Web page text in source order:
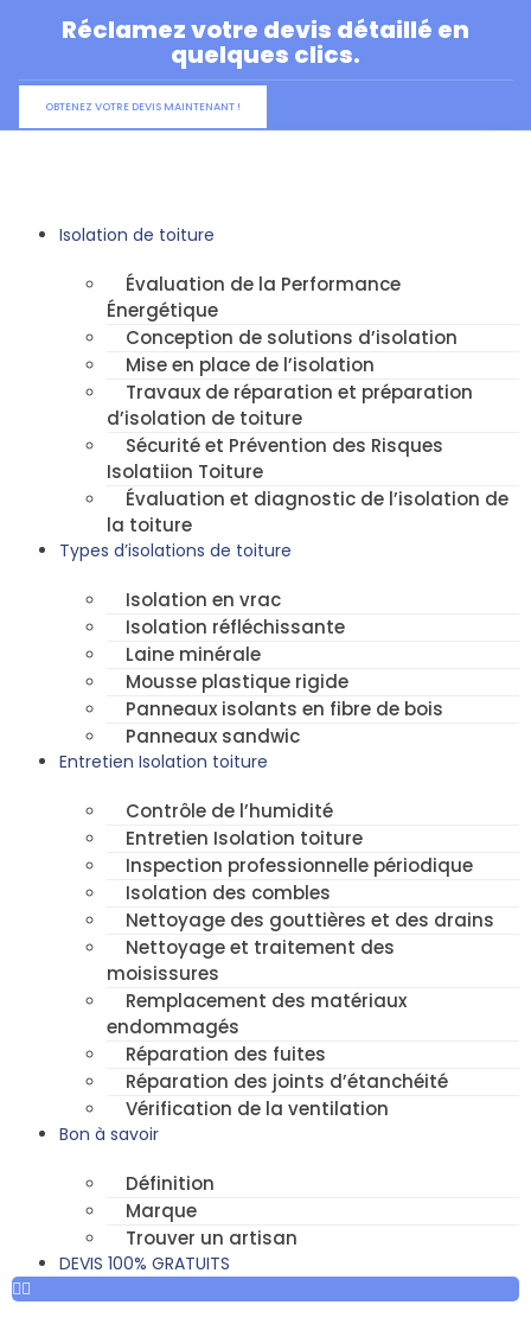
Réclamez votre devis détaillé en
quelques clics.
OBTENEZ VOTRE DEVIS MAINTENANT !
Isolation de toiture
Évaluation de la Performance
Énergétique
Conception de solutions d’isolation
Mise en place de l’isolation
Travaux de réparation et préparation
d’isolation de toiture
Sécurité et Prévention des Risques
Isolatiion Toiture
Évaluation et diagnostic de l’isolation de
la toiture
Types d’isolations de toiture
Isolation en vrac
Isolation réfléchissante
Laine minérale
Mousse plastique rigide
Panneaux isolants en fibre de bois
Panneaux sandwic
Entretien Isolation toiture
Contrôle de l’humidité
Entretien Isolation toiture
Inspection professionnelle périodique
Isolation des combles
Nettoyage des gouttières et des drains
Nettoyage et traitement des
moisissures
Remplacement des matériaux
endommagés
Réparation des fuites
Réparation des joints d’étanchéité
Vérification de la ventilation
Bon à savoir
Définition
Marque
Trouver un artisan
DEVIS 100% GRATUITS